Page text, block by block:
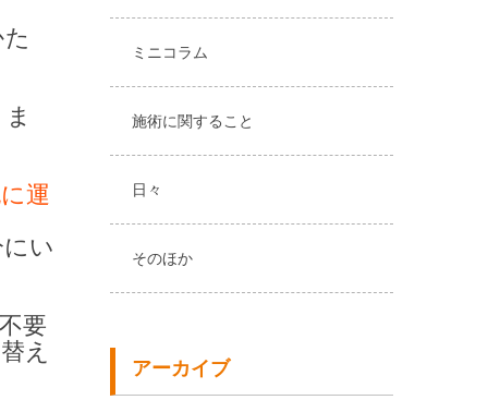
運
い
要
え
ミニコラム
施術に関すること
日々
そのほか
アーカイブ